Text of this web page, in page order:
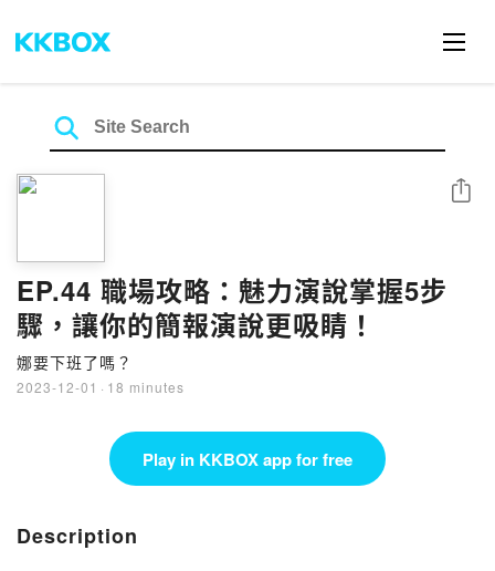
EP.44 職場攻略：魅力演說掌握5步
驟，讓你的簡報演說更吸睛！
娜要下班了嗎？
2023-12-01 · 18 minutes
Share
Play in KKBOX app for free
Description